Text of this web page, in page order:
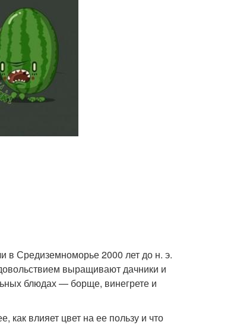
в Средиземноморье 2000 лет до н. э.
выращивают дачники и
блюдах — борще, винегрете и
влияет цвет на ее пользу и что